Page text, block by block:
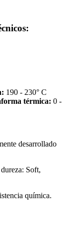
190 - 230° C
térmica: 0 -
desarrollado
Soft,
química.